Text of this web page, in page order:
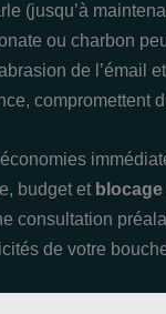
(jusqu’à
ou charbon
de l’émail
compromettent
budget et
consultation
de votre